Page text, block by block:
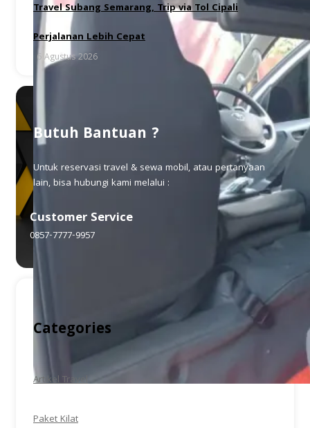
Travel Subang Semarang, Trip via Tol Cipali
Perjalanan Lebih Cepat
6 Agustus 2026
Butuh Bantuan ?
Untuk reservasi travel & sewa mobil, atau pertanyaan
lain, bisa hubungi kami melalui :
Customer Service
0857-7777-9957
Categories
Artikel Travel
Paket Kilat